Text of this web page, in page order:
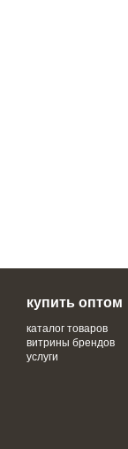
купить оптом
каталог товаров
витрины брендов
услуги